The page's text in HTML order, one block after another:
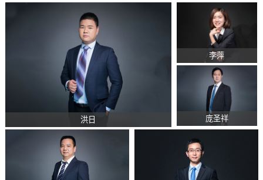
洪日
李萍
庞圣祥